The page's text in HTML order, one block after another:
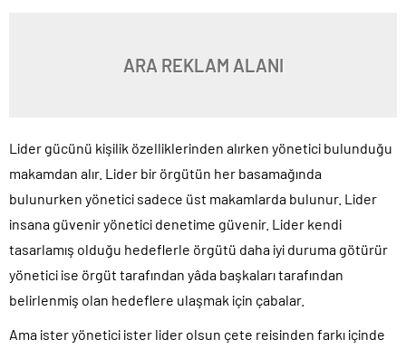
ARA REKLAM ALANI
Lider gücünü kişilik özelliklerinden alırken yönetici bulunduğu
makamdan alır. Lider bir örgütün her basamağında
bulunurken yönetici sadece üst makamlarda bulunur. Lider
insana güvenir yönetici denetime güvenir. Lider kendi
tasarlamış olduğu hedeflerle örgütü daha iyi duruma götürür
yönetici ise örgüt tarafından yâda başkaları tarafından
belirlenmiş olan hedeflere ulaşmak için çabalar.
Ama ister yönetici ister lider olsun çete reisinden farkı içinde